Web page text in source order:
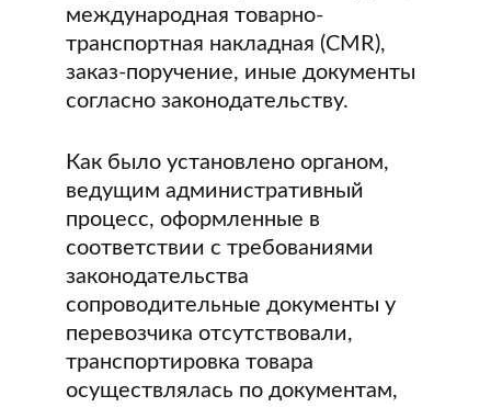
международная товарно-
транспортная накладная (CMR),
заказ-поручение, иные документы
согласно законодательству.
Как было установлено органом,
ведущим административный
процесс, оформленные в
соответствии с требованиями
законодательства
сопроводительные документы у
перевозчика отсутствовали,
транспортировка товара
осуществлялась по документам,